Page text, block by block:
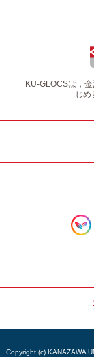
KU-GLOCSは，
じめ
Copyright (c) KANAZAWA